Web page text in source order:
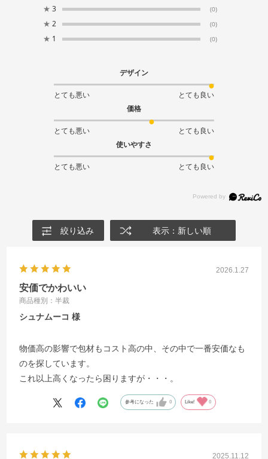
★ 3 (0)
★ 2 (0)
★ 1 (0)
デザイン
とても悪い
とても良い
価格
とても悪い
とても良い
使いやすさ
とても悪い とても良い
絞り込み 表示：新しい順
2026.1.27
安価でかわいい
商品種別：半裁
シュナムーコ
物価高の影響で包材もコスト高の中、その中で一番安価なも
のを探しています。
これ以上高くなったら困りますが・・・。
参考になった 0 Like! 0
2025.11.12